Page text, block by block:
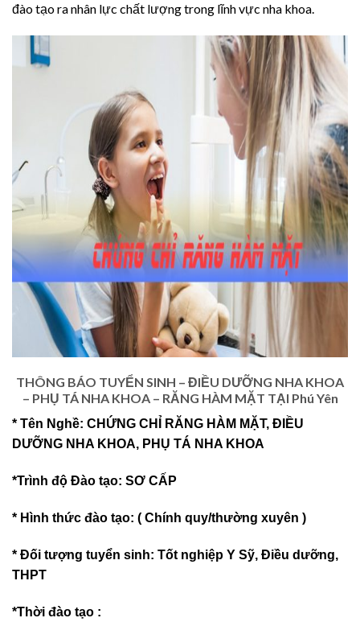
đào tạo ra nhân lực chất lượng trong lĩnh vực nha khoa.
THÔNG BÁO TUYỂN SINH – ĐIỀU DƯỠNG NHA KHOA
– PHỤ TÁ NHA KHOA – RĂNG HÀM MẶT TẠI Phú Yên
* Tên Nghề: CHỨNG CHỈ RĂNG HÀM MẶT, ĐIỀU
DƯỠNG NHA KHOA, PHỤ TÁ NHA KHOA
*Trình độ Đào tạo: SƠ CẤP
* Hình thức đào tạo: ( Chính quy/thường xuyên )
* Đối tượng tuyển sinh: Tốt nghiệp Y Sỹ, Điều dưỡng,
THPT
*Thời đào tạo :